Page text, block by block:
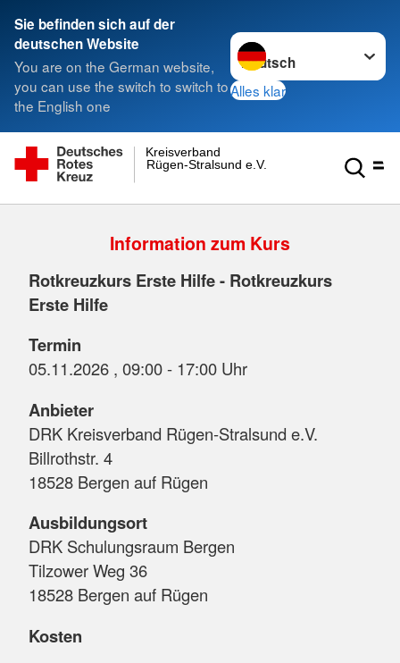
Sie befinden sich auf der
deutschen Website
You are on the German website,
you can use the switch to switch to
the English one
Sprache wechseln zu
Alles klar
Rügen-Stralsund e.V.
Kreisverband
Information zum Kurs
Rotkreuzkurs Erste Hilfe - Rotkreuzkurs
Erste Hilfe
Termin
05.11.2026 , 09:00 - 17:00 Uhr
Anbieter
DRK Kreisverband Rügen-Stralsund e.V.
Billrothstr. 4
18528 Bergen auf Rügen
Ausbildungsort
DRK Schulungsraum Bergen
Tilzower Weg 36
18528 Bergen auf Rügen
Kosten